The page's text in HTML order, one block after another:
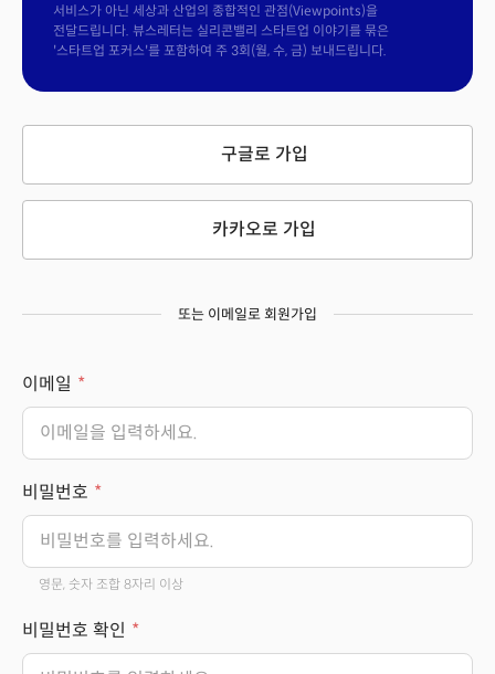
서비스가 아닌 세상과 산업의 종합적인 관점(Viewpoints)을
전달드립니다. 뷰스레터는 실리콘밸리 스타트업 이야기를 묶은
'스타트업 포커스'를 포함하여 주 3회(월, 수, 금) 보내드립니다.
구글로 가입
카카오로 가입
또는 이메일로 회원가입
이메일
비밀번호
영문, 숫자 조합 8자리 이상
비밀번호 확인